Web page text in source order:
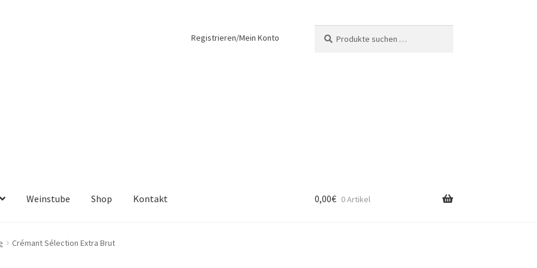
Registrieren/Mein Konto
nach:
Weinstube Shop Kontakt 0,00€ 0 Artikel
Crémant Sélection Extra Brut